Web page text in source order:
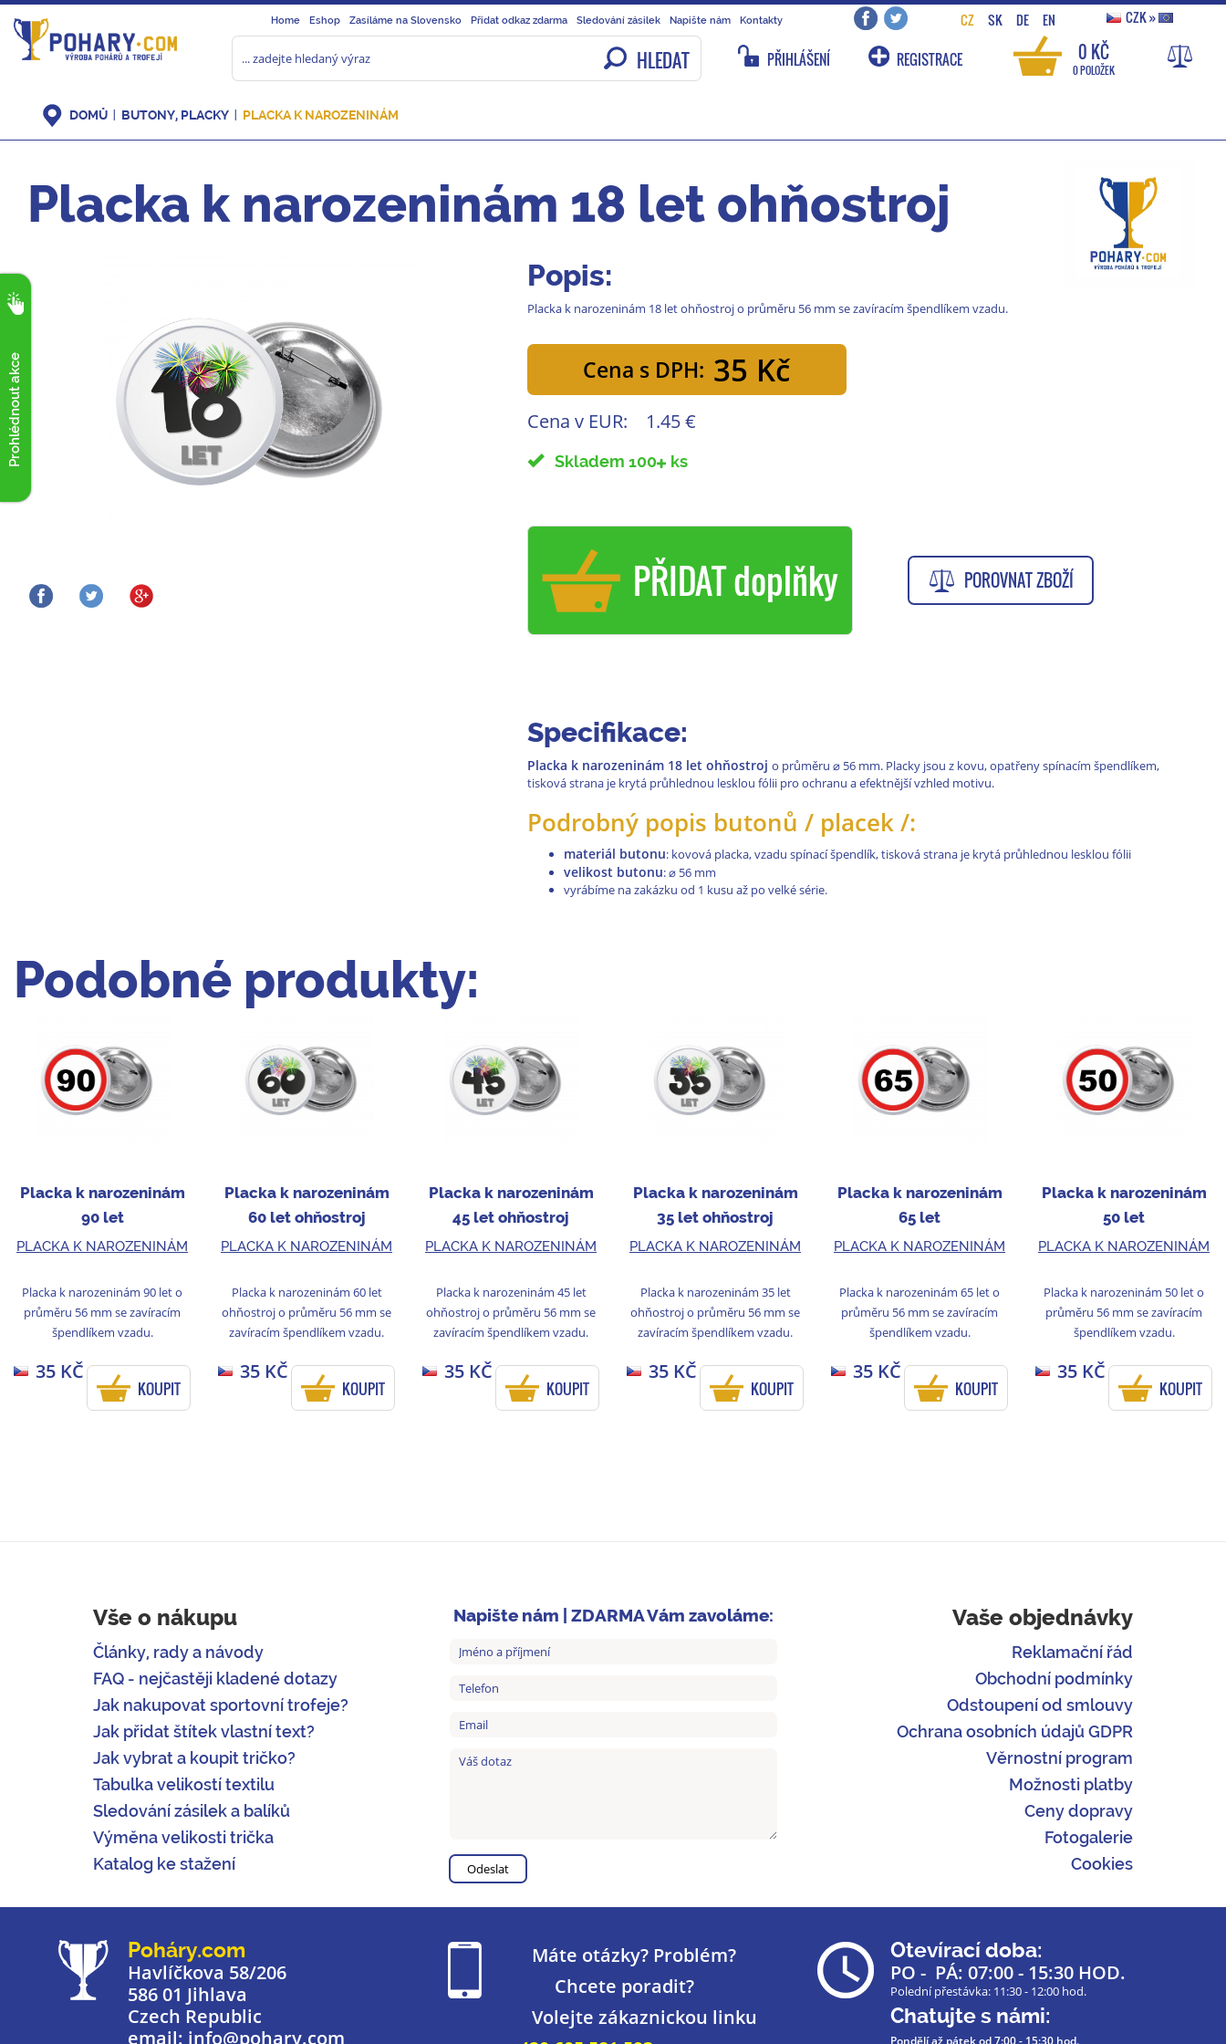
Home Eshop Zasíláme na Slovensko Přidat odkaz zdarma Sledování zásilek Napište nám Kontakty CZ SK DE EN CZK»
HLEDAT PŘIHLÁŠENÍ REGISTRACE 0 KČ
0 POLOŽEK
Prohlédnout akce
DOMŮ BUTONY, PLACKY PLACKA K NAROZENINÁM
Placka k narozeninám 18 let ohňostroj
Popis:
Placka k narozeninám 18 let ohňostroj o průměru 56 mm se zavíracím špendlíkem vzadu.
Cena s DPH: 35 Kč
Cena v EUR: 1.45 €
Skladem 100 ks
PŘIDAT doplňky POROVNAT ZBOŽÍ
Specifikace:
Placka k narozeninám 18 let ohňostroj o průměru ⌀ 56 mm. Placky jsou z kovu, opatřeny spínacím špendlíkem,
tisková strana je krytá průhlednou lesklou fólii pro ochranu a efektnější vzhled motivu.
Podrobný popis butonů / placek /:
materiál butonu: kovová placka, vzadu spínací špendlík, tisková strana je krytá průhlednou lesklou fólii
velikost butonu:⌀ 56 mm
vyrábíme na zakázku od 1 kusu až po velké série.
Podobné produkty:
Placka k narozeninám
90 let
PLACKA K NAROZENINÁM
Placka k narozeninám 90 let o
průměru 56 mm se zavíracím
špendlíkem vzadu.
35 KČ
KOUPIT
Placka k narozeninám
60 let ohňostroj
PLACKA K NAROZENINÁM
Placka k narozeninám 60 let
ohňostroj o průměru 56 mm se
zavíracím špendlíkem vzadu.
35 KČ
KOUPIT
Placka k narozeninám
45 let ohňostroj
PLACKA K NAROZENINÁM
Placka k narozeninám 45 let
ohňostroj o průměru 56 mm se
zavíracím špendlíkem vzadu.
35 KČ
KOUPIT
Placka k narozeninám
35 let ohňostroj
PLACKA K NAROZENINÁM
Placka k narozeninám 35 let
ohňostroj o průměru 56 mm se
zavíracím špendlíkem vzadu.
35 KČ
KOUPIT
Placka k narozeninám
65 let
PLACKA K NAROZENINÁM
Placka k narozeninám 65 let o
průměru 56 mm se zavíracím
špendlíkem vzadu.
35 KČ
KOUPIT
Placka k narozeninám
50 let
PLACKA K NAROZENINÁM
Placka k narozeninám 50 let o
průměru 56 mm se zavíracím
špendlíkem vzadu.
35 KČ
KOUPIT
Vše o nákupu
Články, rady a návody
FAQ - nejčastěji kladené dotazy
Jak nakupovat sportovní trofeje?
Jak přidat štítek vlastní text?
Jak vybrat a koupit tričko?
Tabulka velikostí textilu
Sledování zásilek a balíků
Výměna velikosti trička
Katalog ke stažení
Napište nám | ZDARMA Vám zavoláme: Vaše objednávky
Reklamační řád
Obchodní podmínky
Odstoupení od smlouvy
Ochrana osobních údajů GDPR
Věrnostní program
Možnosti platby
Ceny dopravy
Fotogalerie
Cookies
Poháry.com
Havlíčkova 58/206
586 01 Jihlava
Czech Republic
email: info@pohary.com
Máte otázky? Problém?
Chcete poradit?
Volejte zákaznickou linku
Otevírací doba:
PO - PÁ: 07:00 - 15:30 HOD.
Polední přestávka: 11:30 - 12:00 hod.
Chatujte s námi:
Pondělí až pátekod 7:00 - 15:30 hod.